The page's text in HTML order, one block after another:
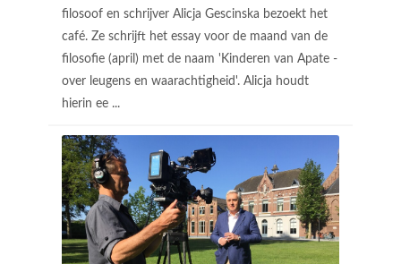
filosoof en schrijver Alicja Gescinska bezoekt het
café. Ze schrijft het essay voor de maand van de
filosofie (april) met de naam 'Kinderen van Apate -
over leugens en waarachtigheid'. Alicja houdt
hierin ee ...